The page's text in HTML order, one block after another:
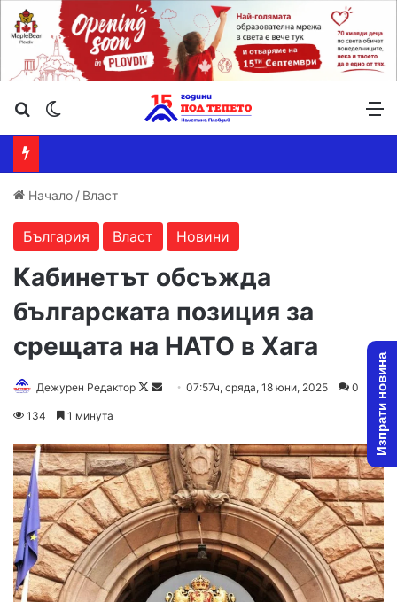
Търсене ...
Начало / Власт
България Власт Новини
Кабинетът обсъжда
българската позиция за
срещата на НАТО в Хага
Дежурен Редактор
Follow
Send07:57ч, сряда, 18 юни, 2025 0
134 1 минута Изпрати новина